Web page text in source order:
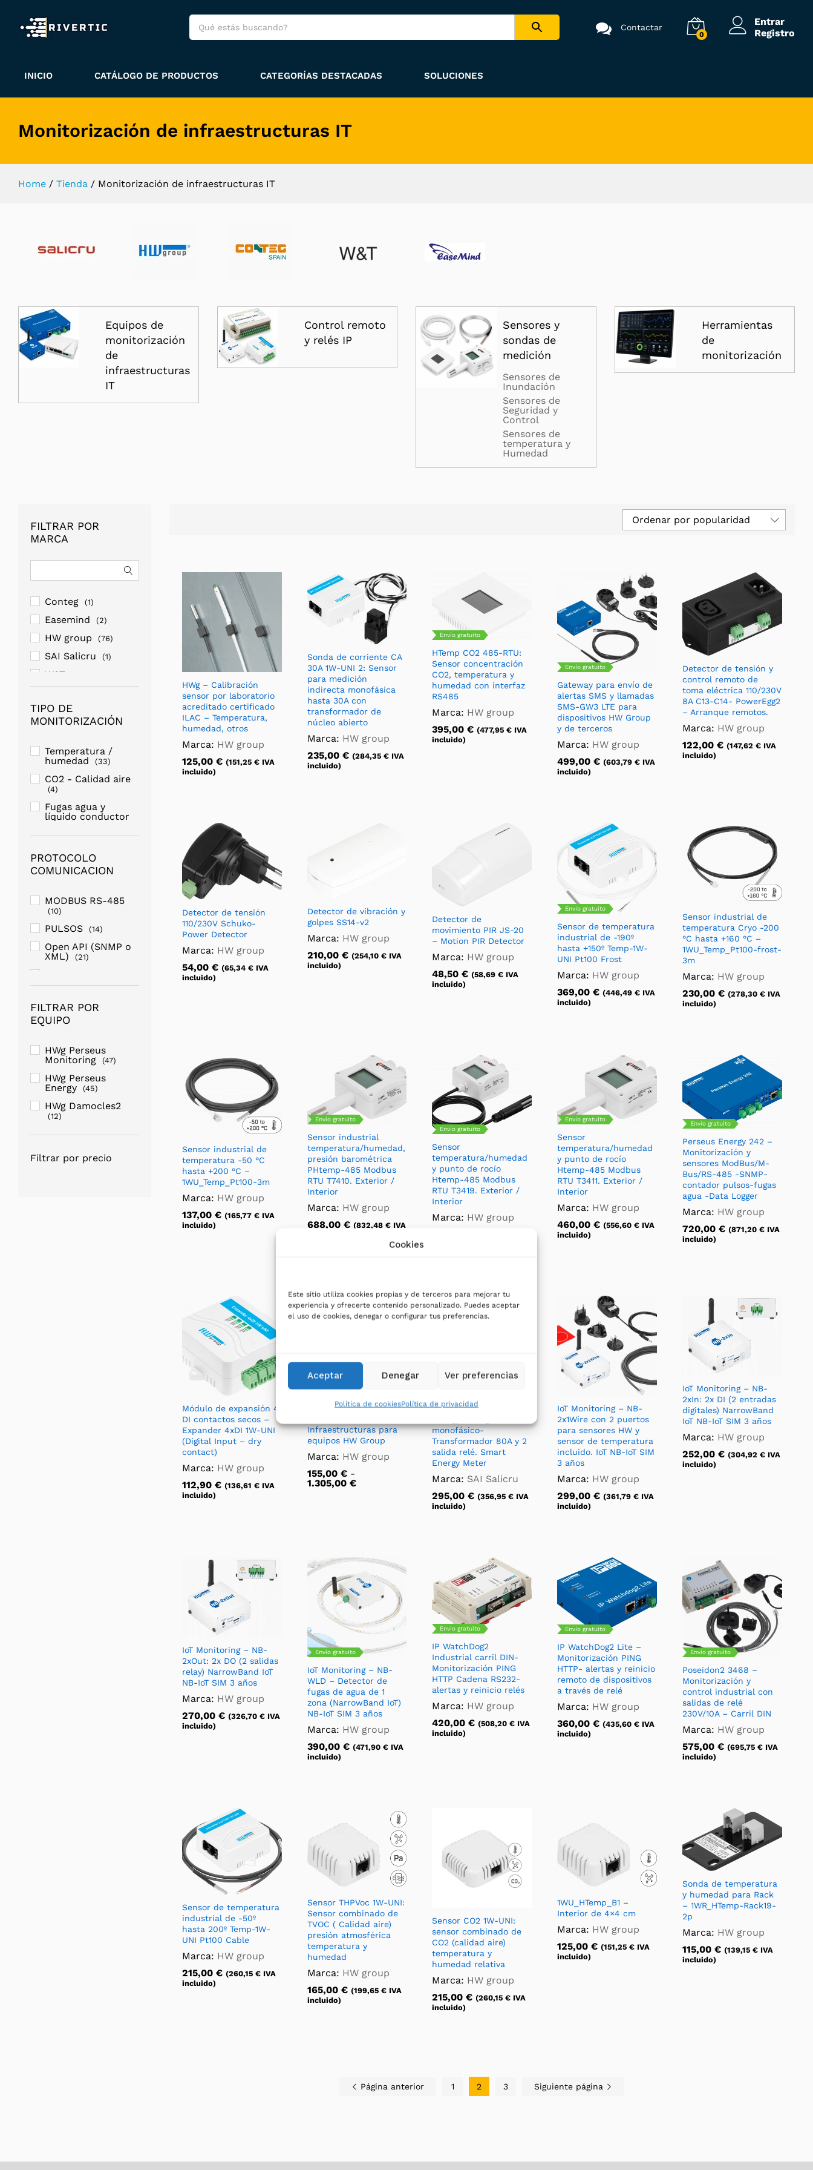
Cookies
Este sitio utiliza cookies propias y de terceros para mejorar tu
experiencia y ofrecerte contenido personalizado. Puedes aceptar
el uso de cookies, denegar o configurar tus preferencias.
Aceptar Denegar Ver preferencias
Política de cookiesPolítica de privacidad
Contactar
0
Entrar
Registro
INICIO CATÁLOGO DE PRODUCTOS CATEGORÍAS DESTACADAS SOLUCIONES
Monitorización de infraestructuras IT
Home / Tienda / Monitorización de infraestructuras IT
Equipos de
monitorización
de
infraestructuras
IT
Control remoto
y relés IP
Sensores y
sondas de
medición
Sensores de
Inundación
Sensores de
Seguridad y
Control
Sensores de
temperatura y
Humedad
Herramientas
de
monitorización
Ordenar por popularidad
HWg – Calibración
sensor por laboratorio
acreditado certificado
ILAC – Temperatura,
humedad, otros
Marca: HW group
125,00 € (151,25 €IVA
incluido)
Sonda de corriente CA
30A 1W-UNI 2: Sensor
para medición
indirecta monofásica
hasta 30A con
transformador de
núcleo abierto
Marca: HW group
235,00 € (284,35 €IVA
incluido)
Envío gratuito
HTemp CO2 485-RTU:
Sensor concentración
CO2, temperatura y
humedad con interfaz
RS485
Marca: HW group
395,00€ (477,95€ IVA
incluido)
Envío gratuito
Gateway para envío de
alertas SMS y llamadas
SMS-GW3 LTE para
dispositivos HW Group
y de terceros
Marca: HW group
499,00€ (603,79€ IVA
incluido)
Detector de tensión y
control remoto de
toma eléctrica 110/230V
8A C13-C14- PowerEgg2
– Arranque remotos.
Marca: HW group
122,00€ (147,62€ IVA
incluido)
Detector de tensión
110/230V Schuko-
Power Detector
Marca: HW group
54,00 € (65,34 €IVA
incluido)
Detector de vibración y
golpes SS14-v2
Marca: HW group
210,00 € (254,10 €IVA
incluido)
Detector de
movimiento PIR JS-20
– Motion PIR Detector
Marca: HW group
48,50€ (58,69€ IVA
incluido)
Envío gratuito
Sensor de temperatura
industrial de -190º
hasta +150º Temp-1W-
UNI Pt100 Frost
Marca: HW group
369,00€ (446,49€ IVA
incluido)
Sensor industrial de
temperatura Cryo -200
°C hasta +160 °C –
1WU_Temp_Pt100-frost-
3m
Marca: HW group
230,00€ (278,30€ IVA
incluido)
Sensor industrial de
temperatura -50 °C
hasta +200 °C –
1WU_Temp_Pt100-3m
Marca: HW group
137,00 € (165,77 €IVA
incluido)
Envío gratuito
Sensor industrial
temperatura/humedad,
presión barométrica
PHtemp-485 Modbus
RTU T7410. Exterior /
Interior
Marca: HW group
688,00 € (832,48 €IVA
Envío gratuito
Sensor
temperatura/humedad
y punto de rocío
Htemp-485 Modbus
RTU T3419. Exterior /
Interior
Marca: HW group
Envío gratuito
Sensor
temperatura/humedad
y punto de rocío
Htemp-485 Modbus
RTU T3411. Exterior /
Interior
Marca: HW group
460,00€ (556,60€ IVA
incluido)
Envío gratuito
Perseus Energy 242 –
Monitorización y
sensores ModBus/M-
Bus/RS-485 -SNMP-
contador pulsos-fugas
agua -Data Logger
Marca: HW group
720,00€ (871,20€ IVA
incluido)
Módulo de expansión 4
DI contactos secos –
Expander 4xDI 1W-UNI
(Digital Input – dry
contact)
Marca: HW group
112,90 € (136,61 €IVA
incluido)
Suscripción SensDesk
Cloud – Plataforma
monitorización y
Infraestructuras para
equipos HW Group
Marca: HW group
155,00 € -
1.305,00 €Rango
Analizador Salicru
monofásico-
Transformador 80A y 2
salida relé. Smart
Energy Meter
Marca: SAI Salicru
295,00€ (356,95€ IVA
incluido)
IoT Monitoring – NB-
2x1Wire con 2 puertos
para sensores HW y
sensor de temperatura
incluido. IoT NB-IoT SIM
3 años
Marca: HW group
299,00€ (361,79€ IVA
incluido)
IoT Monitoring – NB-
2xIn: 2x DI (2 entradas
digitales) NarrowBand
IoT NB-IoT SIM 3 años
Marca: HW group
252,00€ (304,92€ IVA
incluido)
IoT Monitoring – NB-
2xOut: 2x DO (2 salidas
relay) NarrowBand IoT
NB-IoT SIM 3 años
Marca: HW group
270,00 € (326,70 €IVA
incluido)
Envío gratuito
IoT Monitoring – NB-
WLD – Detector de
fugas de agua de 1
zona (NarrowBand IoT)
NB-IoT SIM 3 años
Marca: HW group
390,00 € (471,90 €IVA
incluido)
Envío gratuito
IP WatchDog2
Industrial carril DIN-
Monitorización PING
HTTP Cadena RS232-
alertas y reinicio relés
Marca: HW group
420,00€ (508,20€ IVA
incluido)
Envío gratuito
IP WatchDog2 Lite –
Monitorización PING
HTTP- alertas y reinicio
remoto de dispositivos
a través de relé
Marca: HW group
360,00€ (435,60€ IVA
incluido)
Envío gratuito
Poseidon2 3468 –
Monitorización y
control industrial con
salidas de relé
230V/10A – Carril DIN
Marca: HW group
575,00€ (695,75€ IVA
incluido)
Sensor de temperatura
industrial de -50º
hasta 200º Temp-1W-
UNI Pt100 Cable
Marca: HW group
215,00 € (260,15 €IVA
incluido)
Sensor THPVoc 1W-UNI:
Sensor combinado de
TVOC ( Calidad aire)
presión atmosférica
temperatura y
humedad
Marca: HW group
165,00 € (199,65 €IVA
incluido)
Sensor CO2 1W-UNI:
sensor combinado de
CO2 (calidad aire)
temperatura y
humedad relativa
Marca: HW group
215,00€ (260,15€ IVA
incluido)
1WU_HTemp_B1 –
Interior de 4×4 cm
Marca: HW group
125,00€ (151,25€ IVA
incluido)
Sonda de temperatura
y humedad para Rack
– 1WR_HTemp-Rack19-
2p
Marca: HW group
115,00€ (139,15€ IVA
incluido)
Página anterior 1 2 3 Siguiente página
FILTRAR POR
MARCA
Conteg (1)
Easemind (2)
HW group (76)
SAI Salicru (1)
W&T
TIPO DE
MONITORIZACIÓN
Temperatura /
humedad
(33)
CO2 - Calidad aire
(4)
Fugas agua y
líquido conductor
(3)
Energía (3)
Seguridad Acceso
Presión
barométrica
atmosférica
golpes
(1)
IP- TCP (2)
Humo
(2)
PROTOCOLO
COMUNICACION
MODBUS RS-485
(10)
PULSOS (14)
Open API (SNMP o
XML)
(21)
MQTT (15)
SNMP V1 (15)
MODBUS TCP (16)
FILTRAR POR
EQUIPO
HWg Perseus
Monitoring
(47)
HWg Perseus
Energy
(45)
HWg Damocles2
(12)
HWg NB IoT WLD
HWg STE2 (33)
Filtrar por precio